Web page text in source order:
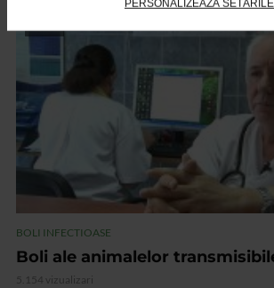
PERSONALIZEAZĂ SETĂRILE
BOLI INFECTIOASE
Boli ale animalelor
5.154 vizualizari